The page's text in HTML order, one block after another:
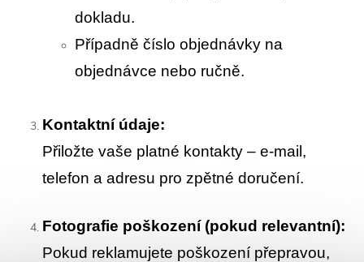
dokladu.
Případně číslo objednávky na
objednávce nebo ručně.
Kontaktní údaje:
Přiložte vaše platné kontakty – e-mail,
telefon a adresu pro zpětné doručení.
Fotografie poškození (pokud relevantní):
Pokud reklamujete poškození přepravou,